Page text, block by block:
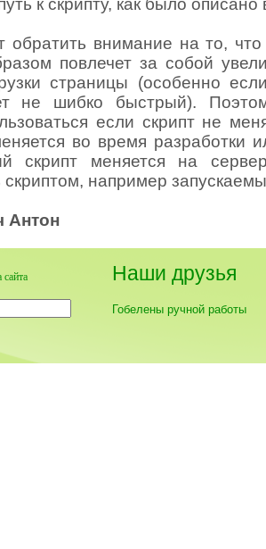
обратить внимание на то,
повлечет за собой
страницы (особенно
не шибко быстрый).
если скрипт не
во время разработки
скрипт меняется на
скриптом, например
Антон
сайта Наши друзья
Гобелены ручной работы